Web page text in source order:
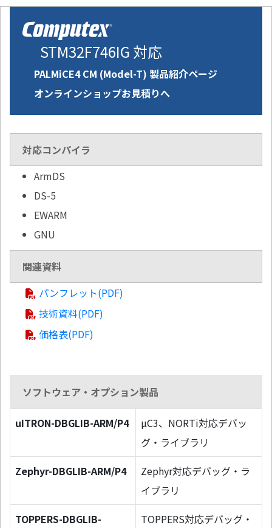
STM32F746IG 対応
PALMiCE4 CM (Model-T) 製品紹介ページ
オンラインショップお見積りへ
対応コンパイラ
ArmDS
DS-5
EWARM
GNU
関連資料
パンフレット(PDF)
技術資料(PDF)
価格表(PDF)
ソフトウェア・オプション製品
uITRON-DBGLIB-ARM/P4
µC3、NORTi対応デバッ
グ・ライブラリ
Zephyr-DBGLIB-ARM/P4
Zephyr対応デバッグ・ラ
イブラリ
TOPPERS-DBGLIB-
TOPPERS対応デバッグ・